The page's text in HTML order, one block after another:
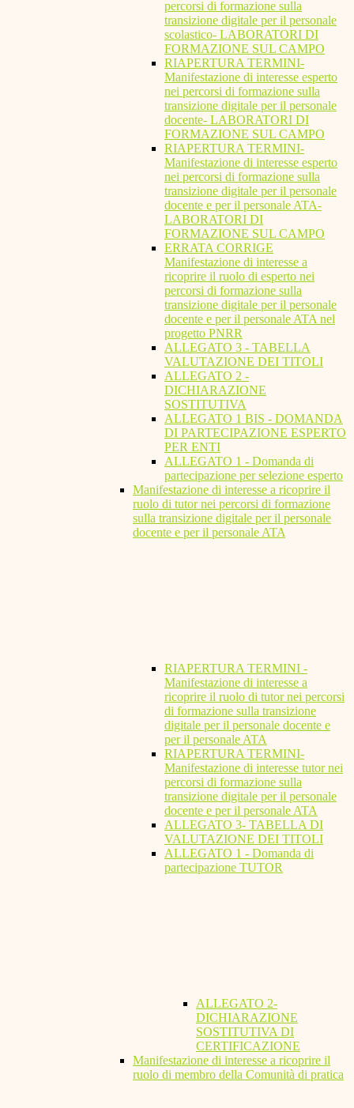
percorsi di formazione sulla
transizione digitale per il personale
scolastico- LABORATORI DI
FORMAZIONE SUL CAMPO
RIAPERTURA TERMINI-
Manifestazione di interesse esperto
nei percorsi di formazione sulla
transizione digitale per il personale
docente- LABORATORI DI
FORMAZIONE SUL CAMPO
RIAPERTURA TERMINI-
Manifestazione di interesse esperto
nei percorsi di formazione sulla
transizione digitale per il personale
docente e per il personale ATA-
LABORATORI DI
FORMAZIONE SUL CAMPO
ERRATA CORRIGE
Manifestazione di interesse a
ricoprire il ruolo di esperto nei
percorsi di formazione sulla
transizione digitale per il personale
docente e per il personale ATA nel
progetto PNRR
ALLEGATO 3 - TABELLA
VALUTAZIONE DEI TITOLI
ALLEGATO 2 -
DICHIARAZIONE
SOSTITUTIVA
ALLEGATO 1 BIS - DOMANDA
DI PARTECIPAZIONE ESPERTO
PER ENTI
ALLEGATO 1 - Domanda di
partecipazione per selezione esperto
Manifestazione di interesse a ricoprire il
ruolo di tutor nei percorsi di formazione
sulla transizione digitale per il personale
docente e per il personale ATA
RIAPERTURA TERMINI -
Manifestazione di interesse a
ricoprire il ruolo di tutor nei percorsi
di formazione sulla transizione
digitale per il personale docente e
per il personale ATA
RIAPERTURA TERMINI-
Manifestazione di interesse tutor nei
percorsi di formazione sulla
transizione digitale per il personale
docente e per il personale ATA
ALLEGATO 3- TABELLA DI
VALUTAZIONE DEI TITOLI
ALLEGATO 1 - Domanda di
partecipazione TUTOR
ALLEGATO 2-
DICHIARAZIONE
SOSTITUTIVA DI
CERTIFICAZIONE
Manifestazione di interesse a ricoprire il
ruolo di membro della Comunità di pratica